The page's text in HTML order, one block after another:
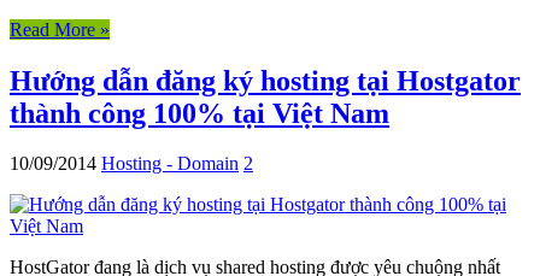
Read More »
Hướng dẫn đăng ký hosting tại Hostgator
thành công 100% tại Việt Nam
10/09/2014 Hosting - Domain 2
HostGator đang là dịch vụ shared hosting được yêu chuộng nhất